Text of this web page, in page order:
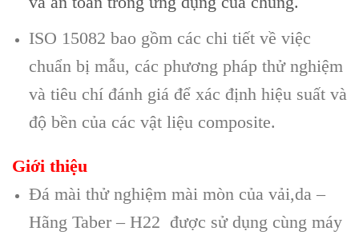
ISO 15082 bao gồm các chi tiết về việc
chuẩn bị mẫu, các phương pháp thử nghiệm
và tiêu chí đánh giá để xác định hiệu suất và
độ bền của các vật liệu composite.
Giới thiệu
Đá mài thử nghiệm mài mòn của vải,da –
Hãng Taber – H22 được sử dụng cùng máy